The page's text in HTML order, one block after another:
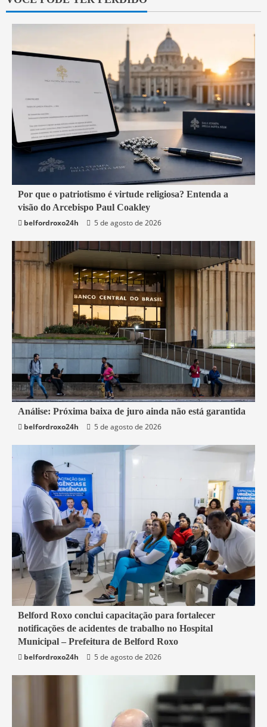
3 min read
Mundo
Por que o patriotismo é virtude religiosa? Entenda a
visão do Arcebispo Paul Coakley
belfordroxo24h
5 de agosto de 2026
1 min read
Economia
Análise: Próxima baixa de juro ainda não está garantida
belfordroxo24h
5 de agosto de 2026
2 min read
Belford Roxo
Belford Roxo conclui capacitação para fortalecer
notificações de acidentes de trabalho no Hospital
Municipal – Prefeitura de Belford Roxo
belfordroxo24h
5 de agosto de 2026